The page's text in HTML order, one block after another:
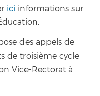
ici informations sur
des appels de
de troisième cycle
Vice-Rectorat à